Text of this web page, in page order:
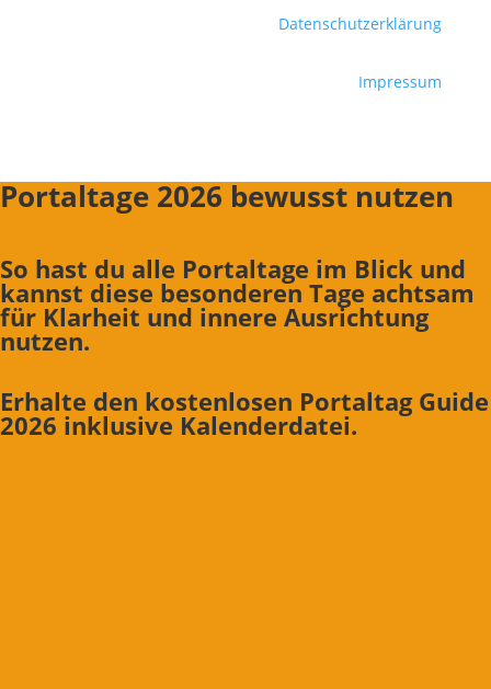
Datenschutzerklärung
Impressum
Portaltage 2026 bewusst nutzen
So hast du alle Portaltage im Blick und
kannst diese besonderen Tage achtsam
für Klarheit und innere Ausrichtung
nutzen.
Erhalte den kostenlosen Portaltag Guide
2026 inklusive Kalenderdatei.